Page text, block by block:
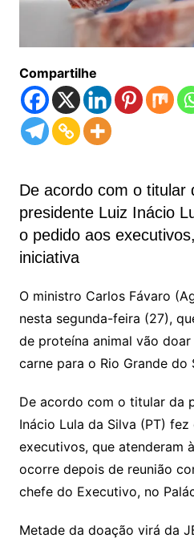
Compartilhe
De acordo com o titular
presidente Luiz Inácio
o pedido aos
iniciativa
O ministro Carlos Fávaro
nesta segunda-feira (27),
de proteína animal vão
carne para o Rio Grande do
De acordo com o titular da
Inácio Lula da Silva (PT)
executivos, que atenderam
ocorre depois de reunião
chefe do Executivo, no
Metade da doação virá da